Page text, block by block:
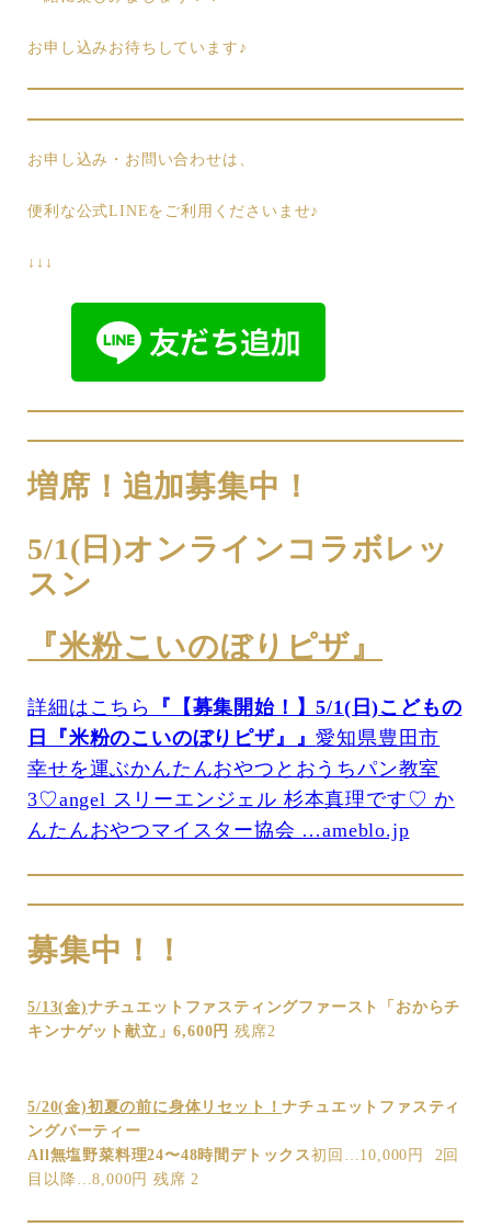
お申し込みお待ちしています♪
お申し込み・お問い合わせは、
便利な公式LINEをご利用くださいませ♪
↓↓↓
増席！追加募集中！
5/1(日)オンラインコラボレッ
スン
『米粉こいのぼりピザ』
詳細はこちら
『【募集開始！】5/1(日)こどもの
日『米粉のこいのぼりピザ』』愛知県豊田市
幸せを運ぶかんたんおやつとおうちパン教室
3♡angel スリーエンジェル 杉本真理です♡ か
んたんおやつマイスター協会 …ameblo.jp
募集中！！
5/13(金)ナチュエットファスティングファースト「おからチ
キンナゲット献立」6,600円 残席2
5/20(金)初夏の前に身体リセット！ナチュエットファスティ
ングパーティー
All無塩野菜料理24〜48時間デトックス初回…10,000円 2回
目以降…8,000円 残席 2